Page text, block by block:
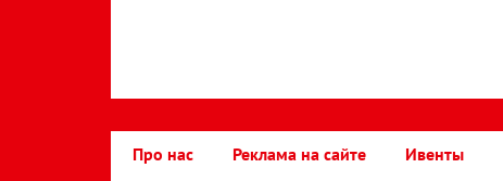
Про нас Реклама на сайте Ивенты